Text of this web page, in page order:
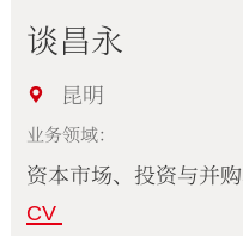
谈昌永
昆明
业务领域：
资本市场、投资与并
CV